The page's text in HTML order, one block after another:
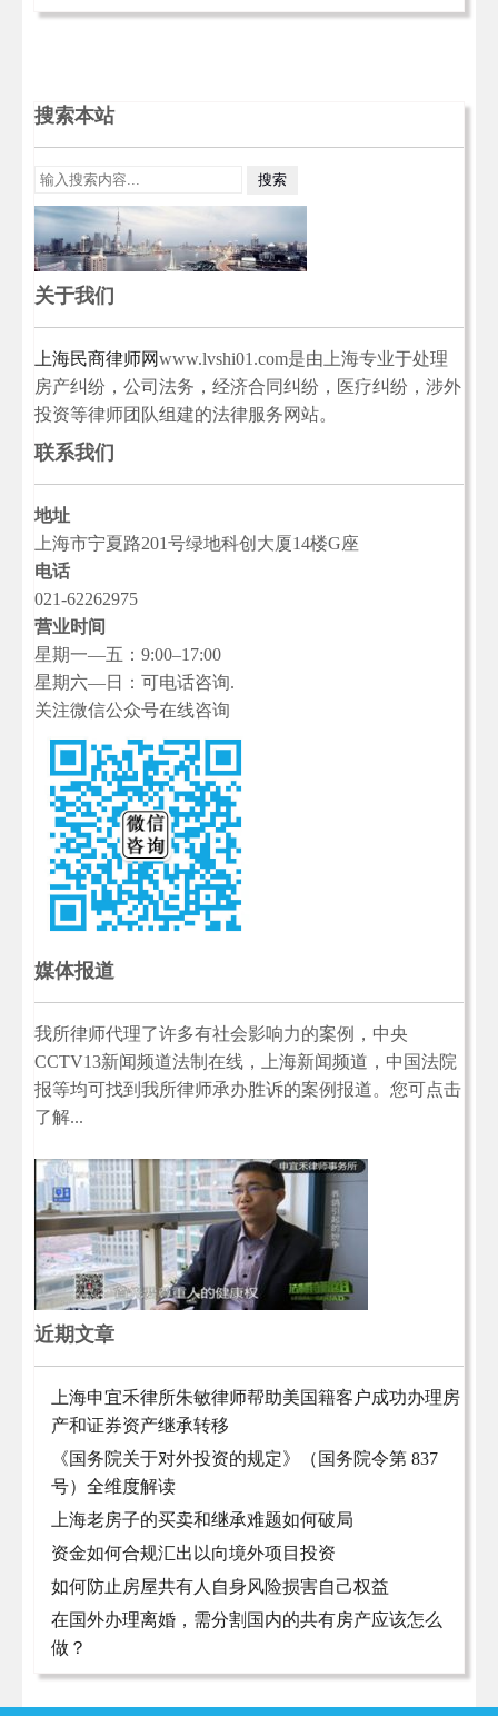
搜索本站
关于我们
上海民商律师网www.lvshi01.com是由上海专业于处理
房产纠纷，公司法务，经济合同纠纷，医疗纠纷，涉外
投资等律师团队组建的法律服务网站。
联系我们
地址
上海市宁夏路201号绿地科创大厦14楼G座
电话
021-62262975
营业时间
星期一—五：9:00–17:00
星期六—日：可电话咨询.
关注微信公众号在线咨询
媒体报道
我所律师代理了许多有社会影响力的案例，中央
CCTV13新闻频道法制在线，上海新闻频道，中国法院
报等均可找到我所律师承办胜诉的案例报道。您可点击
了解...
近期文章
上海申宜禾律所朱敏律师帮助美国籍客户成功办理房
产和证券资产继承转移
《国务院关于对外投资的规定》（国务院令第 837
号）全维度解读
上海老房子的买卖和继承难题如何破局
资金如何合规汇出以向境外项目投资
如何防止房屋共有人自身风险损害自己权益
在国外办理离婚，需分割国内的共有房产应该怎么
做？